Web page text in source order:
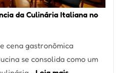
para
sua
da Culinária Italiana no
cena gastronômica
se consolida como um